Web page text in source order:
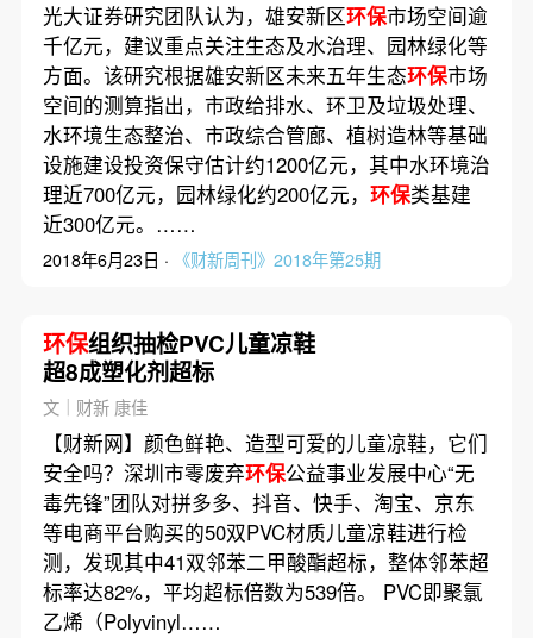
光大证券研究团队认为，雄安新区环保市场空间逾
千亿元，建议重点关注生态及水治理、园林绿化等
方面。该研究根据雄安新区未来五年生态环保市场
空间的测算指出，市政给排水、环卫及垃圾处理、
水环境生态整治、市政综合管廊、植树造林等基础
设施建设投资保守估计约1200亿元，其中水环境治
理近700亿元，园林绿化约200亿元， 环保类基建
近300亿元。……
2018年6月23日 · 《财新周刊》2018年第25期
环保组织抽检PVC儿童凉鞋
超8成塑化剂超标
文｜财新 康佳
【财新网】颜色鲜艳、造型可爱的儿童凉鞋，它们
安全吗？深圳市零废弃环保公益事业发展中心“无
毒先锋”团队对拼多多、抖音、快手、淘宝、京东
等电商平台购买的50双PVC材质儿童凉鞋进行检
测，发现其中41双邻苯二甲酸酯超标，整体邻苯超
标率达82%，平均超标倍数为539倍。 PVC即聚氯
乙烯（Polyvinyl……